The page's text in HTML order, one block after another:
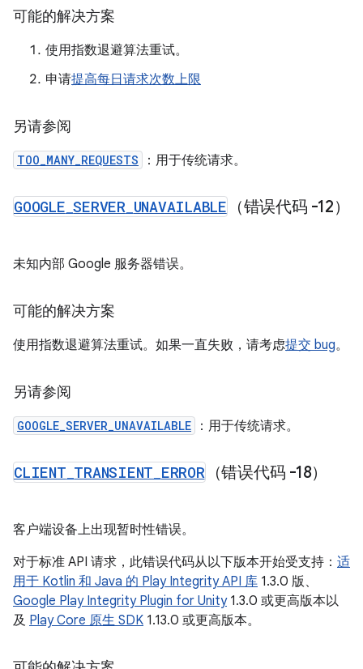
可能的解决方案
使用指数退避算法重试。
申请提高每日请求次数上限
另请参阅
TOO_MANY_REQUESTS ：用于传统请求。
GOOGLE _SERVER_ UNAVAILABLE （错误代码 -12）
未知内部 Google 服务器错误。
可能的解决方案
使用指数退避算法重试。如果一直失败，请考虑提交 bug。
另请参阅
GOOGLE_SERVER_UNAVAILABLE ：用于传统请求。
CLIENT TRANSIENT ERROR （错误代码 -18）
客户端设备上出现暂时性错误。
对于标准 API 请求，此错误代码从以下版本开始受支持： 适
用于 Kotlin 和 Java 的 Play Integrity API 库 1.3.0 版、
Google Play Integrity Plugin for Unity1.3.0 或更高版本以
及 Play Core 原生 SDK 1.13.0 或更高版本。